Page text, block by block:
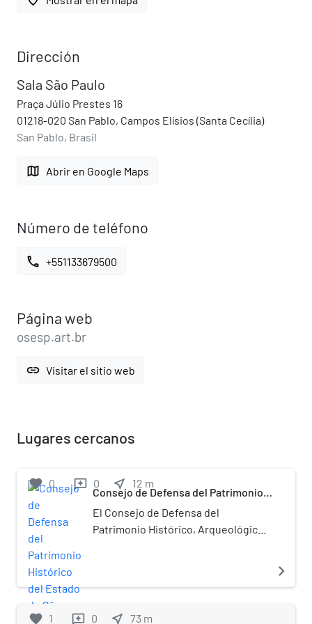
Dirección
Sala São Paulo
Praça Júlio Prestes 16
01218-020 San Pablo, Campos Elísios (Santa Cecília)
San Pablo, Brasil
map Abrir en Google Maps
Número de teléfono
call +551133679500
Página web
osesp.art.br
link Visitar el sitio web
Lugares cercanos
favorite 0 reviews 0 near_me 12 m
Consejo de Defensa del Patrimonio
El Consejo de Defensa del
Patrimonio Histórico, Arqueológico,
N° 10 247, del 22 de octubre de 1968.​
navigate_next
favorite 1 reviews 0 near_me 73 m